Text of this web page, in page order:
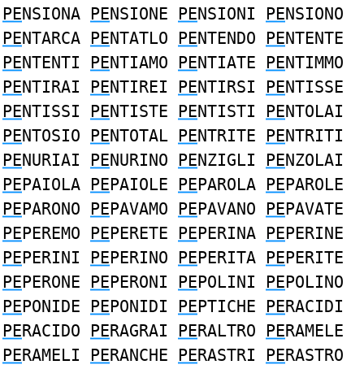
PENSIONA PENSIONE PENSIONI PENSIONO
PENTARCA PENTATLO PENTENDO PENTENTE
PENTENTI PENTIAMO PENTIATE PENTIMMO
PENTIRAI PENTIREI PENTIRSI PENTISSE
PENTISSI PENTISTE PENTISTI PENTOLAI
PENTOSIO PENTOTAL PENTRITE PENTRITI
PENURIAI PENURINO PENZIGLI PENZOLAI
PEPAIOLA PEPAIOLE PEPAROLA PEPAROLE
PEPARONO PEPAVAMO PEPAVANO PEPAVATE
PEPEREMO PEPERETE PEPERINA PEPERINE
PEPERINI PEPERINO PEPERITA PEPERITE
PEPERONE PEPERONI PEPOLINI PEPOLINO
PEPONIDE PEPONIDI PEPTICHE PERACIDI
PERACIDO PERAGRAI PERALTRO PERAMELE
PERAMELI PERANCHE PERASTRI PERASTRO